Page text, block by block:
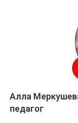
Алла
педагог